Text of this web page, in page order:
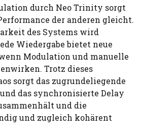
durch Neo Trinity sorgt
der anderen gleicht.
des Systems wird
Wiedergabe bietet neue
Modulation und manuelle
Trotz dieses
sorgt das zugrundeliegende
das synchronisierte Delay
und die
und zugleich kohärent